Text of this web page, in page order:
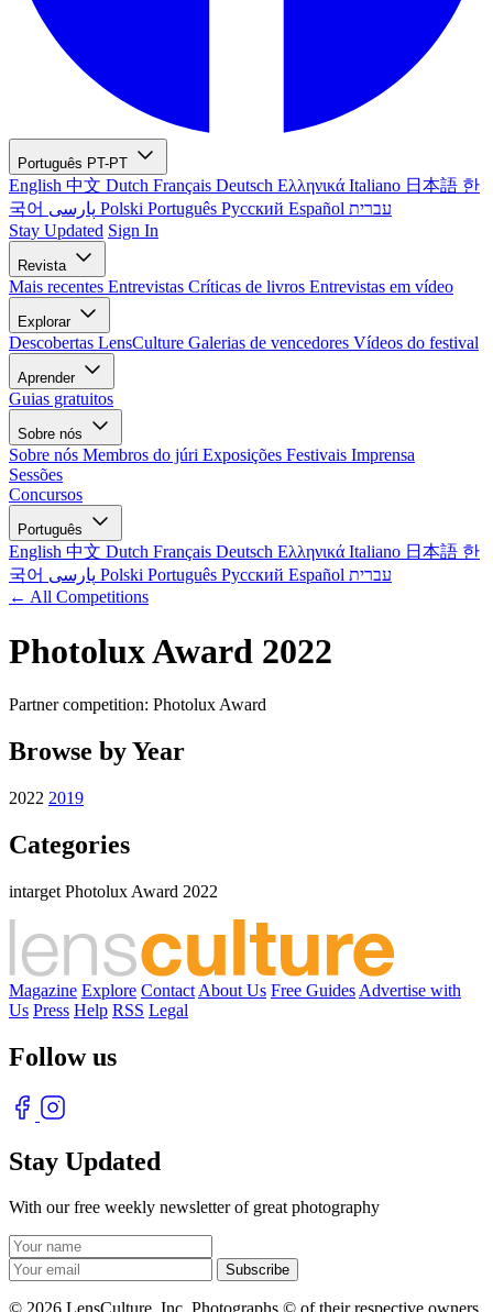
Português PT-PT
English 中文 Dutch Français Deutsch Ελληνικά Italiano 日本語 한
국어
Polski Português Русский Español עברית
Stay Updated Sign In
Revista
Mais recentes Entrevistas Críticas de livros Entrevistas em vídeo
Explorar
Descobertas LensCulture Galerias de vencedores Vídeos do festival
Aprender
Guias gratuitos
Sobre nós
Sobre nós Membros do júri Exposições Festivais Imprensa
Sessões
Concursos
Português
English 中文 Dutch Français Deutsch Ελληνικά Italiano 日本語 한
국어
Polski Português Русский Español עברית
← All Competitions
Photolux Award 2022
Partner competition: Photolux Award
Browse by Year
2022 2019
Categories
intarget Photolux Award 2022
Magazine Explore Contact About Us Free Guides Advertise with
Us Press Help RSS Legal
Follow us
Stay Updated
With our free weekly newsletter of great photography